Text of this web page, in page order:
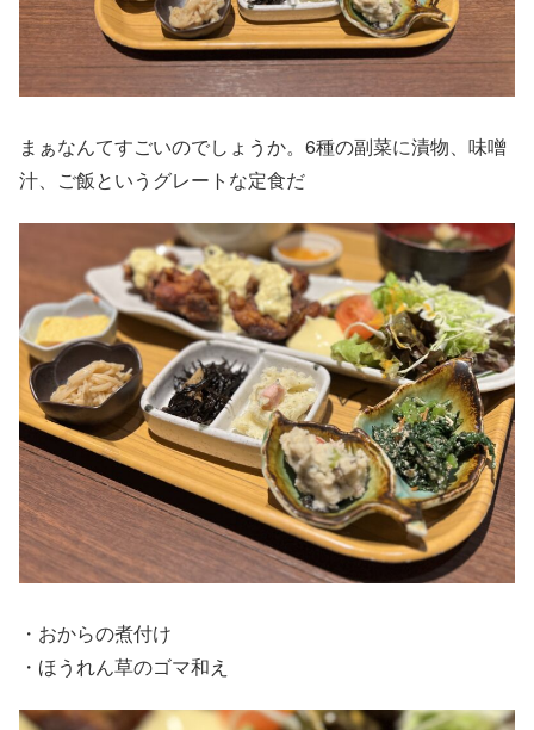
まぁなんてすごいのでしょうか。6種の副菜に漬物、味噌
汁、ご飯というグレートな定食だ
・おからの煮付け
・ほうれん草のゴマ和え